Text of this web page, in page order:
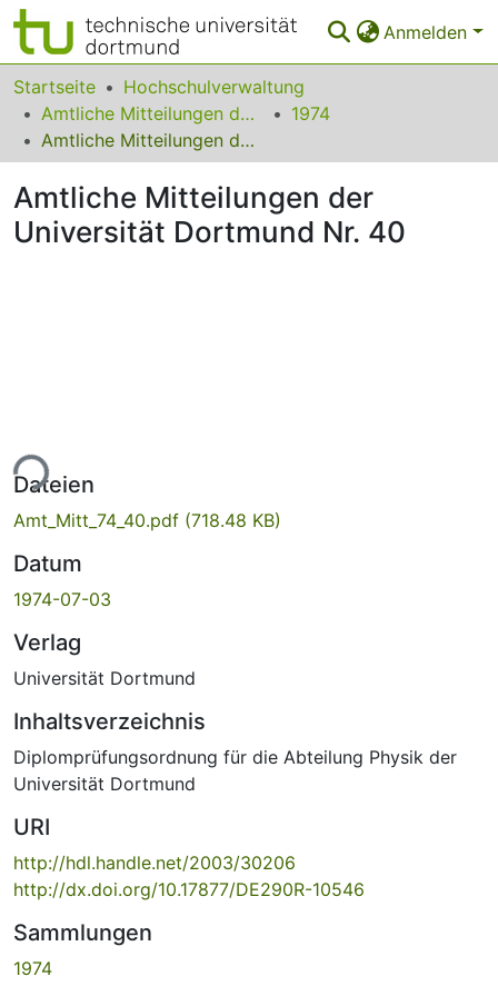
Anmelden
Bereiche & Sammlungen
Das gesamte Repositorium
FAQ
Startseite
Hochschulverwaltung
Amtliche Mitteilungen der Technischen Universität Dortmund
1974
Amtliche Mitteilungen der Universität Dortmund Nr. 40
Amtliche Mitteilungen der
Universität Dortmund Nr. 40
Dateien
Amt_Mitt_74_40.pdf (718.48 KB)
Datum
1974-07-03
Verlag
Universität Dortmund
Inhaltsverzeichnis
Diplomprüfungsordnung für die Abteilung Physik der
Universität Dortmund
URI
http://hdl.handle.net/2003/30206
http://dx.doi.org/10.17877/DE290R-10546
Sammlungen
1974